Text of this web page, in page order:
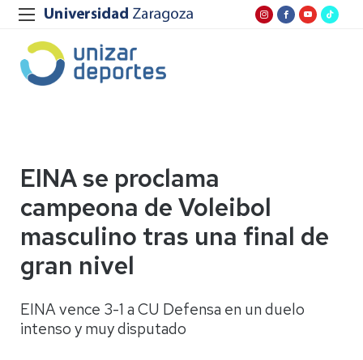
EINA se proclama
campeona de Voleibol
masculino tras una final de
gran nivel
EINA vence 3-1 a CU Defensa en un duelo
intenso y muy disputado